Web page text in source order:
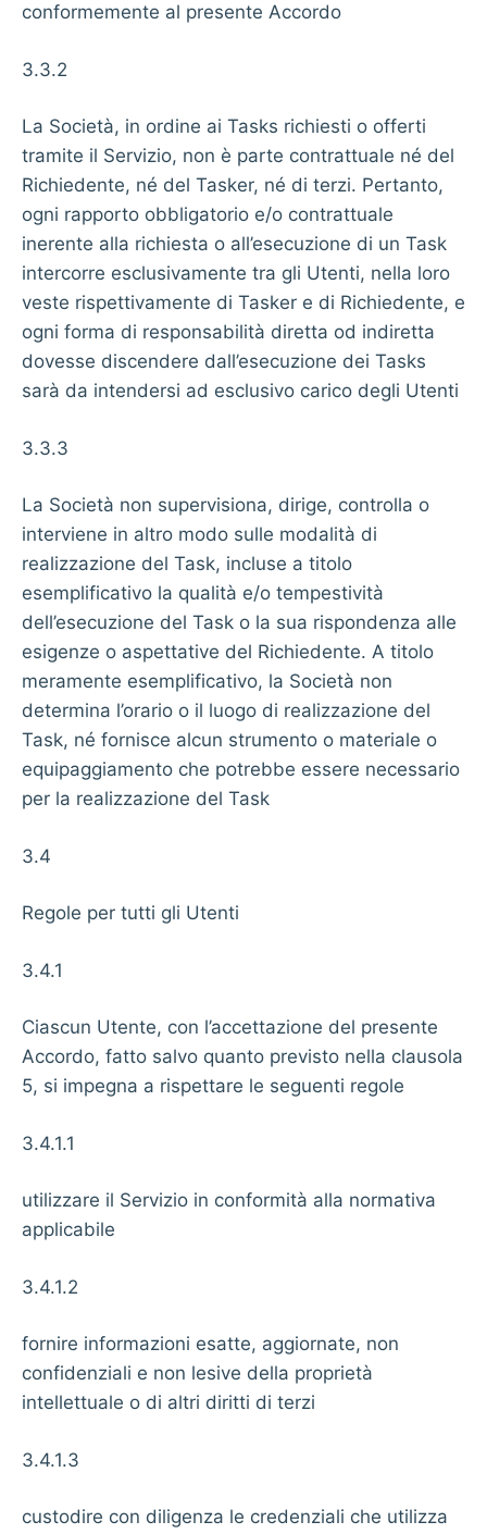
conformemente al presente Accordo
3.3.2
La Società, in ordine ai Tasks richiesti o offerti
tramite il Servizio, non è parte contrattuale né del
Richiedente, né del Tasker, né di terzi. Pertanto,
ogni rapporto obbligatorio e/o contrattuale
inerente alla richiesta o all’esecuzione di un Task
intercorre esclusivamente tra gli Utenti, nella loro
veste rispettivamente di Tasker e di Richiedente, e
ogni forma di responsabilità diretta od indiretta
dovesse discendere dall’esecuzione dei Tasks
sarà da intendersi ad esclusivo carico degli Utenti
3.3.3
La Società non supervisiona, dirige, controlla o
interviene in altro modo sulle modalità di
realizzazione del Task, incluse a titolo
esemplificativo la qualità e/o tempestività
dell’esecuzione del Task o la sua rispondenza alle
esigenze o aspettative del Richiedente. A titolo
meramente esemplificativo, la Società non
determina l’orario o il luogo di realizzazione del
Task, né fornisce alcun strumento o materiale o
equipaggiamento che potrebbe essere necessario
per la realizzazione del Task
3.4
Regole per tutti gli Utenti
3.4.1
Ciascun Utente, con l’accettazione del presente
Accordo, fatto salvo quanto previsto nella clausola
5, si impegna a rispettare le seguenti regole
3.4.1.1
utilizzare il Servizio in conformità alla normativa
applicabile
3.4.1.2
fornire informazioni esatte, aggiornate, non
confidenziali e non lesive della proprietà
intellettuale o di altri diritti di terzi
3.4.1.3
custodire con diligenza le credenziali che utilizza